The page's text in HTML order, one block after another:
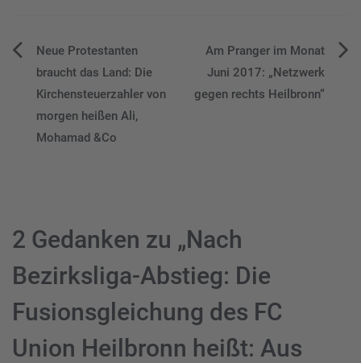
Beitragsnavigation
Neue Protestanten
braucht das Land: Die
Kirchensteuerzahler von
morgen heißen Ali,
Mohamad &Co
Am Pranger im Monat
Juni 2017: „Netzwerk
gegen rechts Heilbronn“
2 Gedanken zu „Nach
Bezirksliga-Abstieg: Die
Fusionsgleichung des FC
Union Heilbronn heißt: Aus